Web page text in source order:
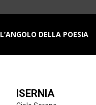
L’ANGOLO DELLA POESIA
ISERNIA